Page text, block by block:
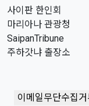
사이판 한인회
마리아나 관광청
SaipanTribune
주하갓냐 출장소
이메일무단수집거